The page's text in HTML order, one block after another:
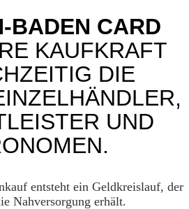
BADEN CARD
KAUFKRAFT
DIE
UND
entsteht ein Geldkreislauf, der
Nahversorgung erhält.